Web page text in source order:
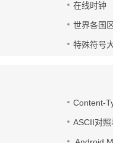
在线时钟
世界各国
特殊符号
Content-
ASCII对照